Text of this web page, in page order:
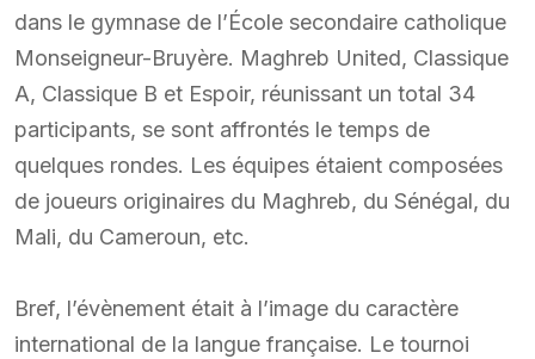
dans le gymnase de l’École secondaire catholique
Monseigneur-Bruyère. Maghreb United, Classique
A, Classique B et Espoir, réunissant un total 34
participants, se sont affrontés le temps de
quelques rondes. Les équipes étaient composées
de joueurs originaires du Maghreb, du Sénégal, du
Mali, du Cameroun, etc.
Bref, l’évènement était à l’image du caractère
international de la langue française. Le tournoi